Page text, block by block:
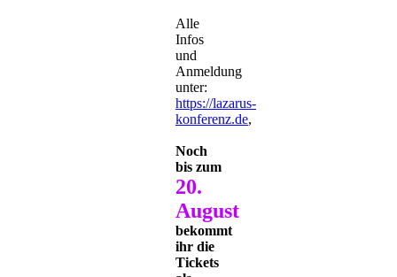
Alle
Infos
und
Anmeldung
unter:
https://lazarus-
konferenz.de,
Noch
bis zum
20.
August
bekommt
ihr die
Tickets